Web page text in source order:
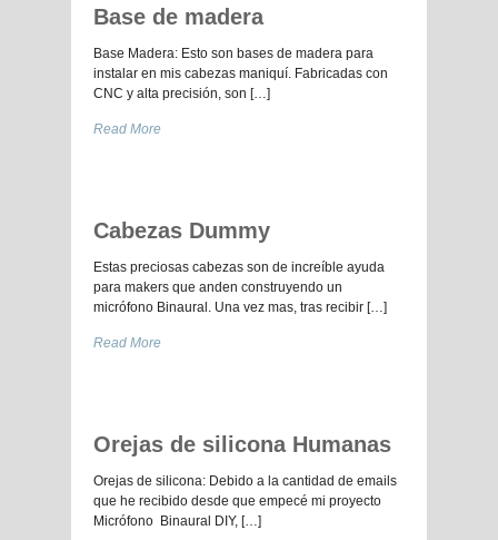
Base de madera
Base Madera: Esto son bases de madera para
instalar en mis cabezas maniquí. Fabricadas con
CNC y alta precisión, son […]
Read More
Cabezas Dummy
Estas preciosas cabezas son de increíble ayuda
para makers que anden construyendo un
micrófono Binaural. Una vez mas, tras recibir […]
Read More
Orejas de silicona Humanas
Orejas de silicona: Debido a la cantidad de emails
que he recibido desde que empecé mi proyecto
Micrófono Binaural DIY, […]